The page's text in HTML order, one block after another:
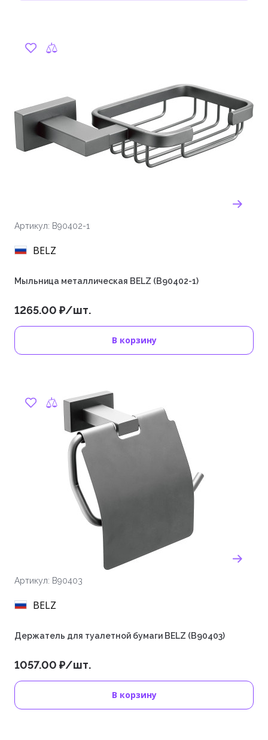
Артикул: B90402-1
BELZ
Мыльница металлическая BELZ (B90402-1)
1265.00 ₽/шт.
В корзину
Артикул: B90403
BELZ
Держатель для туалетной бумаги BELZ (B90403)
1057.00 ₽/шт.
В корзину